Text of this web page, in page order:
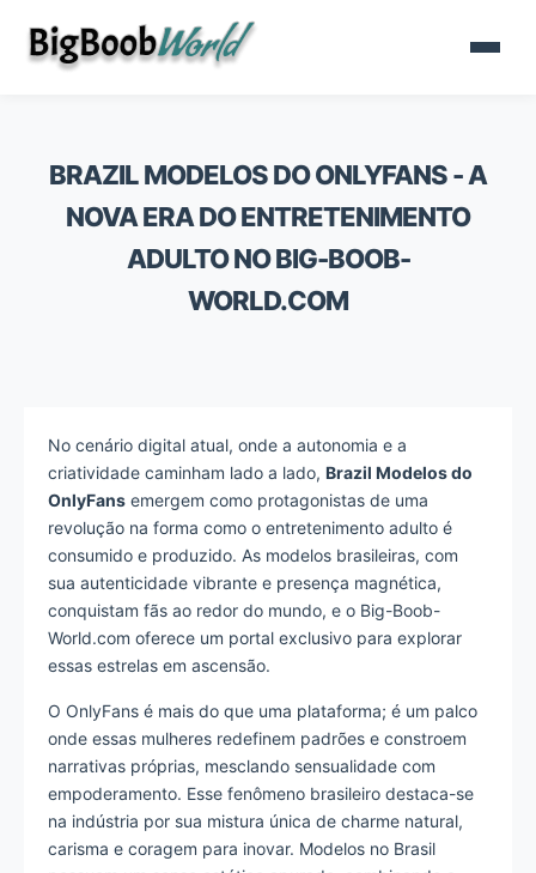
BRAZIL MODELOS DO ONLYFANS - A
NOVA ERA DO ENTRETENIMENTO
ADULTO NO BIG-BOOB-
WORLD.COM
No cenário digital atual, onde a autonomia e a
criatividade caminham lado a lado, Brazil Modelos do
OnlyFans emergem como protagonistas de uma
revolução na forma como o entretenimento adulto é
consumido e produzido. As modelos brasileiras, com
sua autenticidade vibrante e presença magnética,
conquistam fãs ao redor do mundo, e o Big-Boob-
World.com oferece um portal exclusivo para explorar
essas estrelas em ascensão.
O OnlyFans é mais do que uma plataforma; é um palco
onde essas mulheres redefinem padrões e constroem
narrativas próprias, mesclando sensualidade com
empoderamento. Esse fenômeno brasileiro destaca-se
na indústria por sua mistura única de charme natural,
carisma e coragem para inovar. Modelos no Brasil